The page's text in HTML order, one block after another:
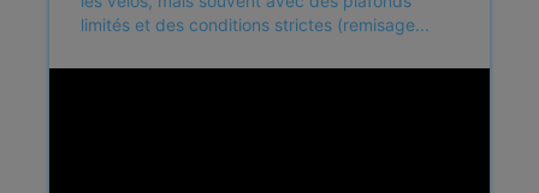
limités et des conditions strictes (remisage...